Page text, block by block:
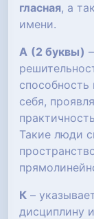
гласная, а
имени.
А (2 буквы)
способность
себя,
Такие люди
К –
дисциплину